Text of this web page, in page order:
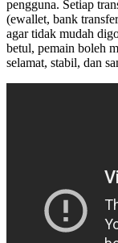
pengguna. Setiap
(ewallet, bank
agar tidak mudah
betul, pemain boleh
selamat, stabil, dan